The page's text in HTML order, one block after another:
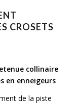
CROSETS
collinaire
en enneigeurs
de la piste